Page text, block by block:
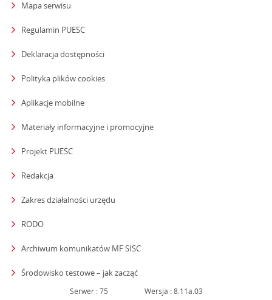
Mapa serwisu
Regulamin PUESC
Deklaracja dostępności
Polityka plików cookies
Aplikacje mobilne
Materiały informacyjne i promocyjne
Projekt PUESC
Redakcja
Zakres działalności urzędu
RODO
Archiwum komunikatów MF SISC
Środowisko testowe – jak zacząćstrona otwiera się w nowym oknie
Serwer : 75 Wersja : 8.11a.03